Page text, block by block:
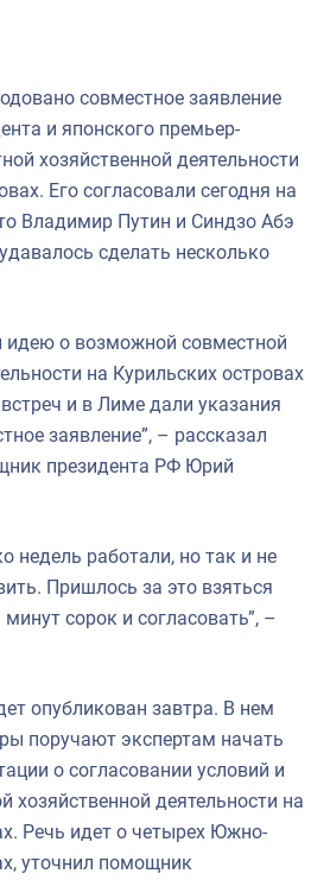
литература
экспедиция
нравственных ценностей
и мире
совместное заявление
и японского премьер-
хозяйственной деятельности
Его согласовали сегодня на
Владимир Путин и Синдзо Абэ
сделать несколько
о возможной совместной
на Курильских островах
и в Лиме дали указания
заявление”, – рассказал
президента РФ Юрий
недель работали, но так и не
Пришлось за это взяться
сорок и согласовать”, –
опубликован завтра. В нем
поручают экспертам начать
о согласовании условий и
хозяйственной деятельности на
Речь идет о четырех Южно-
уточнил помощник